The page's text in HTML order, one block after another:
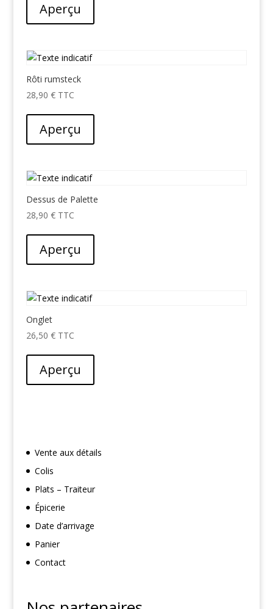
Aperçu
Rôti rumsteck
28,90 €
Aperçu
Dessus de Palette
28,90 €
Aperçu
Onglet
26,50 €
Aperçu
Vente aux détails
Colis
Plats – Traiteur
Épicerie
Date d’arrivage
Panier
Contact